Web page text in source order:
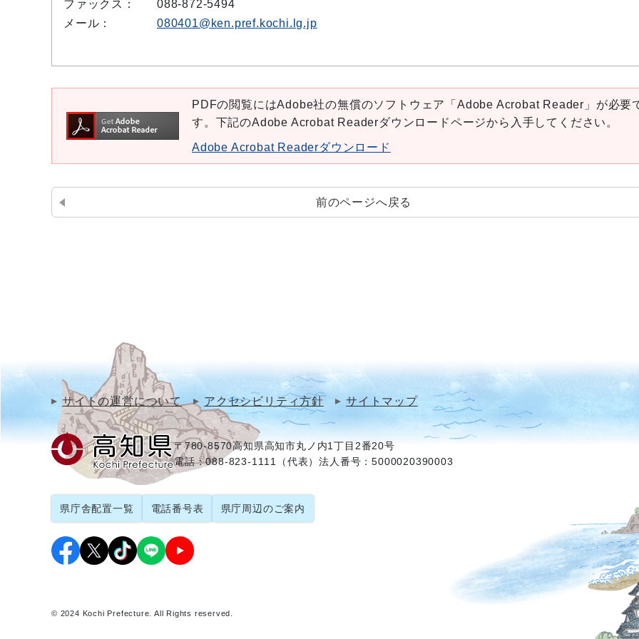
ファックス：
088-872-5494
メール：
080401@ken.pref.kochi.lg.jp
PDFの閲覧にはAdobe社の無償のソフトウェア「Adobe Acrobat Reader」が必要
す。下記のAdobe Acrobat Readerダウンロードページから入手してください。
Adobe Acrobat Readerダウンロード
前のページへ戻る
サイトの運営について アクセシビリティ方針 サイトマップ
〒780-8570高知県高知市丸ノ内1丁目2番20号
電話：088-823-1111（代表）法人番号：5000020390003
県庁舎配置一覧 電話番号表 県庁周辺のご案内
© 2024 Kochi Prefecture. All Rights reserved.